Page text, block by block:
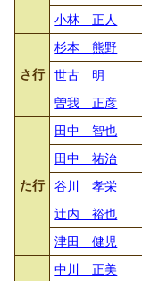
小林 正人
さ行
杉本 熊野
世古 明
曽我 正彦
た行
田中 智也
田中 祐治
谷川 孝栄
辻内 裕也
津田 健児
中川 正美